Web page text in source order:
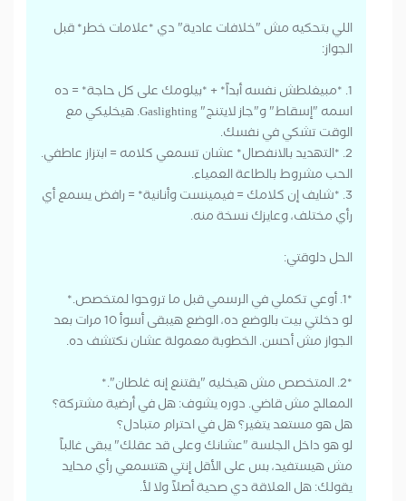
اللي بتحكيه مش "خلافات عادية" دي *علامات خطر* قبل
الجواز:
1. *مبيغلطش نفسه أبداً* + *بيلومك على كل حاجة* = ده
اسمه "إسقاط" و"جاز لايتنج" Gaslighting. هيخليكي مع
الوقت تشكي في نفسك.
2. *التهديد بالانفصال* عشان تسمعي كلامه = ابتزاز عاطفي.
الحب مشروط بالطاعة العمياء.
3. *شايف إن كلامك = فيمينست وأنانية* = رافض يسمع أي
رأي مختلف، وعايزك نسخة منه.
الحل دلوقتي:
*1. أوعي تكملي في الرسمي قبل ما تروحوا لمتخصص.*
لو دخلتي بيت بالوضع ده، الوضع هيبقى أسوأ 10 مرات بعد
الجواز مش أحسن. الخطوبة معمولة عشان نكتشف ده.
*2. المتخصص مش هيخليه "يقتنع إنه غلطان".*
المعالج مش قاضي. دوره يشوف: هل في أرضية مشتركة؟
هل هو مستعد يتغير؟ هل في احترام متبادل؟
لو هو داخل الجلسة "عشانك وعلى قد عقلك" يبقى غالباً
مش هيستفيد، بس على الأقل إنتي هتسمعي رأي محايد
يقولك: هل العلاقة دي صحية أصلاً ولا لأ.